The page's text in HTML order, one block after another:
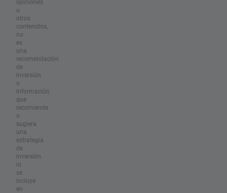
opiniones
u
otros
contenidos,
no
es
una
recomendación
de
inversión
o
información
que
recomiende
o
sugiera
una
estrategia
de
inversión
ni
se
incluye
en